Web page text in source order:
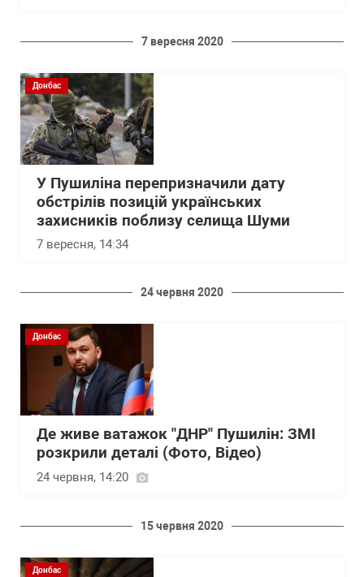
7 вересня 2020
Донбас
У Пушиліна перепризначили дату
обстрілів позицій українських
захисників поблизу селища Шуми
7 вересня, 14:34
24 червня 2020
Донбас
Де живе ватажок "ДНР" Пушилін: ЗМІ
розкрили деталі (Фото, Відео)
24 червня, 14:20
15 червня 2020
Донбас